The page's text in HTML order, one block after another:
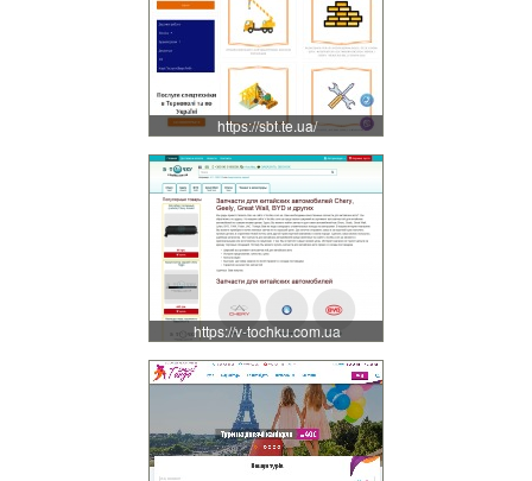
https://sbt.te.ua/
https://v-tochku.com.ua